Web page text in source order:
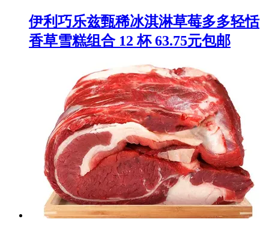
伊利巧乐兹甄稀冰淇淋草莓多多轻恬
香草雪糕组合 12 杯 63.75元包邮